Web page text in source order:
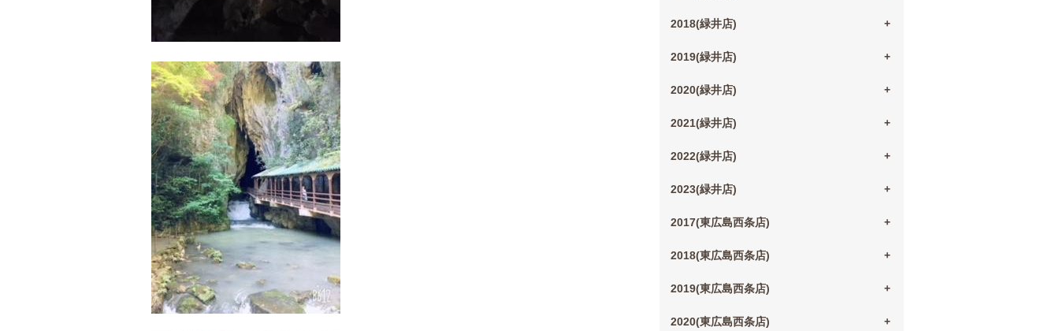
2018(緑井店)
2019(緑井店)
2020(緑井店)
2021(緑井店)
2022(緑井店)
2023(緑井店)
2017(東広島西条店)
2018(東広島西条店)
2019(東広島西条店)
2020(東広島西条店)